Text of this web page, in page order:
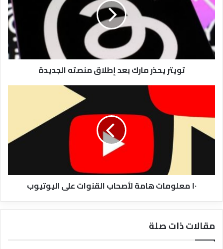
بعد
منصته
الجديدة
تويتر يحذر مارك بعد إطلاق منصته الجديدة
القنوات
على
١٠ معلومات هامة لأصحاب القنوات على اليوتيوب
مقالات ذات صلة